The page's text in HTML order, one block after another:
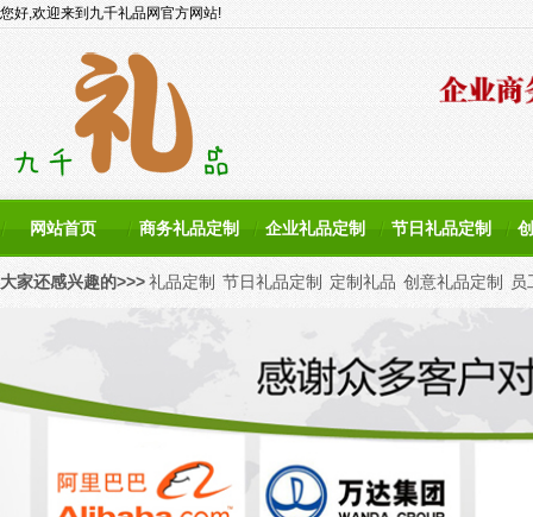
网站首页 商务礼品定制 企业礼品定制 节日礼品定制
您好,欢迎来到九千礼品网官方网站!
大家还感兴趣的>>>礼品定制 节日礼品定制 定制礼品 创意礼品定制 员